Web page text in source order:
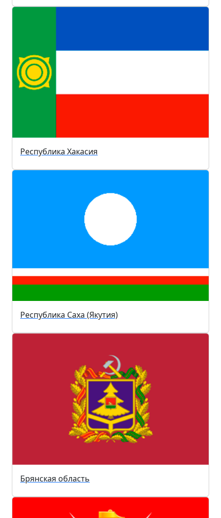
Республика Хакасия
Республика Саха (Якутия)
Брянская область